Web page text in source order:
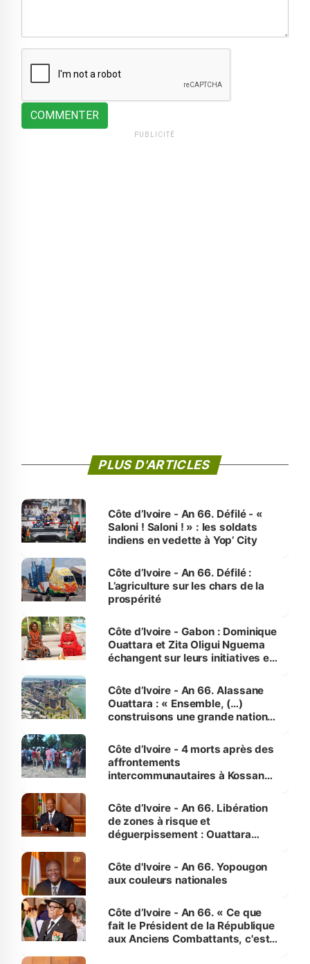
COMMENTER
PUBLICITÉ
PLUS D'ARTICLES
Côte d’Ivoire - An 66. Défilé - «
Saloni ! Saloni ! » : les soldats
indiens en vedette à Yop’ City
Côte d’Ivoire - An 66. Défilé :
L’agriculture sur les chars de la
prospérité
Côte d’Ivoire - Gabon : Dominique
Ouattara et Zita Oligui Nguema
échangent sur leurs initiatives en
enfants
Côte d’Ivoire - An 66. Alassane
Ouattara : « Ensemble, (…)
construisons une grande nation
générations futures »
Côte d’Ivoire - 4 morts après des
affrontements
intercommunautaires à Kossandji
milieu des sinistrés
Côte d’Ivoire - An 66. Libération
de zones à risque et
déguerpissement : Ouattara
l'Etat de droit pour préserver les
vies humaines »
Côte d'Ivoire - An 66. Yopougon
aux couleurs nationales
Côte d’Ivoire - An 66. « Ce que
fait le Président de la République
aux Anciens Combattants, c'est